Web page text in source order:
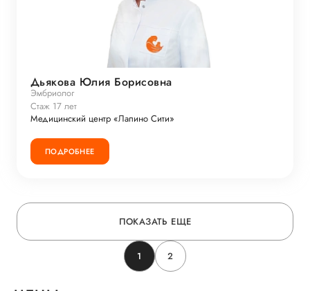
Дьякова Юлия Борисовна
Эмбриолог
Стаж 17 лет
Медицинский центр «Лапино Сити»
ПОДРОБНЕЕ
ПОКАЗАТЬ ЕЩЕ
1 2